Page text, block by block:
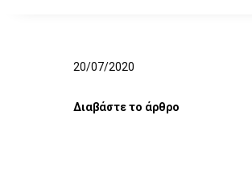
20/07/2020
Διαβάστε το άρθρο